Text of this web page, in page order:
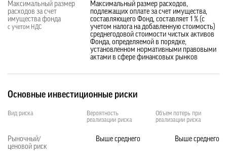
Максимальный размер
расходов за счет
имущества фонда
с учетом НДС
Максимальный размер расходов,
подлежащих оплате за счет имущества,
составляющего Фонд, составляет 1 % (с
учетом налога на добавленную стоимость)
среднегодовой стоимости чистых активов
Фонда, определяемой в порядке,
установленном нормативными правовыми
актами в сфере финансовых рынков
Основные инвестиционные риски
Вид риска
Вероятность
реализации риска
Объем потерь при
реализации риска
Рыночный/
ценовой риск
Выше среднего Выше среднего